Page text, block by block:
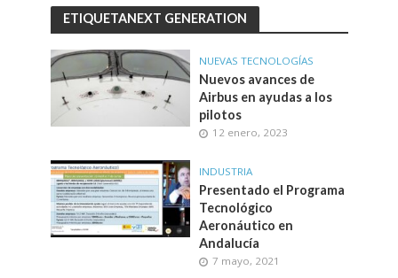
ETIQUETANEXT GENERATION
NUEVAS TECNOLOGÍAS
Nuevos avances de
Airbus en ayudas a los
pilotos
12 enero, 2023
INDUSTRIA
Presentado el Programa
Tecnológico
Aeronáutico en
Andalucía
7 mayo, 2021